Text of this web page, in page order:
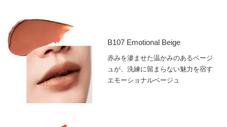
B107 Emotional Beige
赤みを滲ませた温かみのあるベージ
ュが、洗練に留まらない魅力を宿す
エモーショナルベージュ